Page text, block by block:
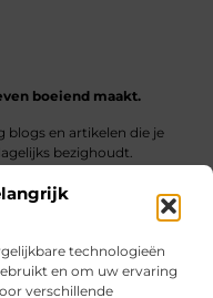
technologieën
en om uw ervaring
verschillende
boeiend maakt.
blogs en artikelen die je
bezighoudt.